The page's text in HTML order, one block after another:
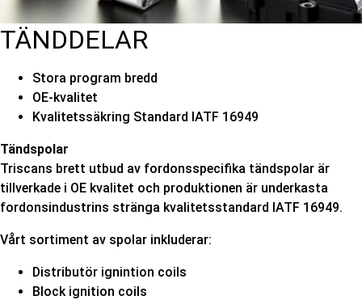
TÄNDDELAR
Stora program bredd
OE-kvalitet
Kvalitetssäkring Standard IATF 16949
Tändspolar
Triscans brett utbud av fordonsspecifika tändspolar är
tillverkade i OE kvalitet och produktionen är underkasta
fordonsindustrins stränga kvalitetsstandard IATF 16949.
Vårt sortiment av spolar inkluderar:
Distributör ignintion coils
Block ignition coils